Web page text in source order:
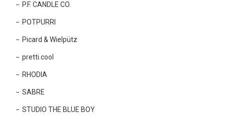
P.F. CANDLE CO.
POTPURRI
Picard & Wielpütz
pretti.cool
RHODIA
SABRE
STUDIO THE BLUE BOY